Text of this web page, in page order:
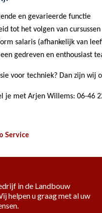
en gevarieerde functie
tot het volgen van cursussen
salaris (afhankelijk van
gedreven en enthousiast
voor techniek? Dan zijn
je met Arjen Willems: 06-46
Service
in de Landbouw
helpen u graag met al uw